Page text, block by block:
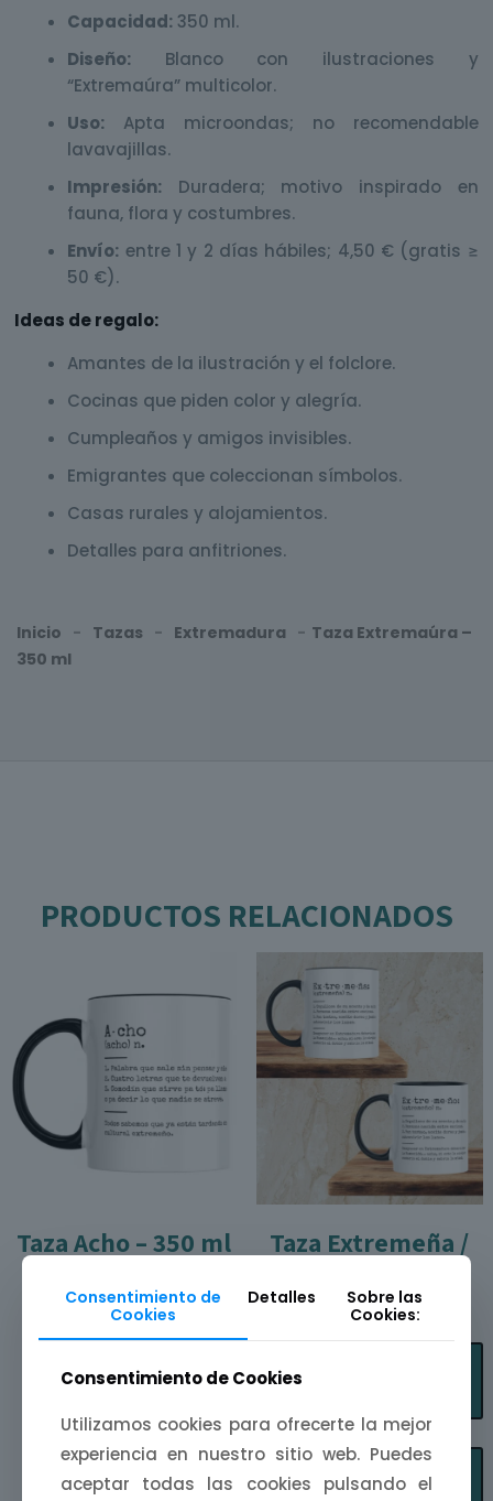
Inicio - Tazas - Extremadura - Taza Extremaúra –
350 ml
Capacidad: 350 ml.
Diseño: Blanco con ilustraciones y
“Extremaúra” multicolor.
Uso: Apta microondas; no recomendable
lavavajillas.
Impresión: Duradera; motivo inspirado en
fauna, flora y costumbres.
Envío: entre 1 y 2 días hábiles; 4,50 € (gratis ≥
50 €).
Ideas de regalo:
Amantes de la ilustración y el folclore.
Cocinas que piden color y alegría.
Cumpleaños y amigos invisibles.
Emigrantes que coleccionan símbolos.
Casas rurales y alojamientos.
Detalles para anfitriones.
PRODUCTOS RELACIONADOS
Taza Acho – 350 ml
Añadir al carrito
Taza Extremeña /
Extremeño
€-22,00
de
Seleccionar
Consentimiento de
Cookies
Detalles
Sobre las
Cookies:
Consentimiento de Cookies
Utilizamos cookies para ofrecerte la mejor
experiencia en nuestro sitio web. Puedes
aceptar todas las cookies pulsando el